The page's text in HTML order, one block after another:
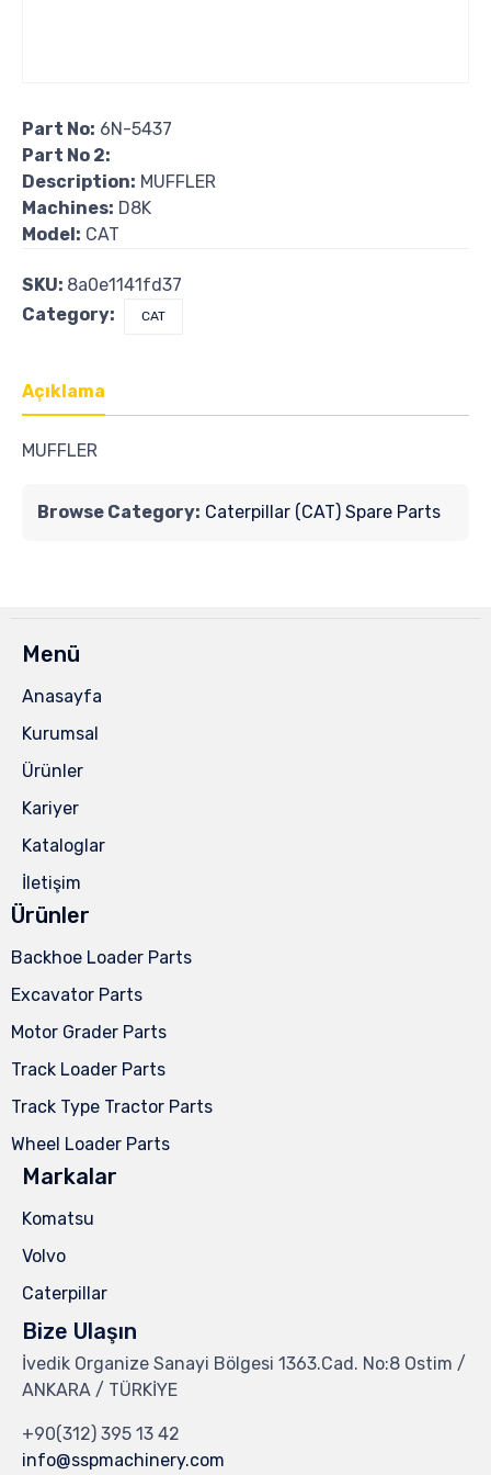
Part No: 6N-5437
Part No 2:
Description: MUFFLER
Machines: D8K
Model: CAT
SKU: 8a0e1141fd37
Category:
CAT
Açıklama
MUFFLER
Browse Category: Caterpillar (CAT) Spare Parts
Menü
Anasayfa
Kurumsal
Ürünler
Kariyer
Kataloglar
İletişim
Ürünler
Backhoe Loader Parts
Excavator Parts
Motor Grader Parts
Track Loader Parts
Track Type Tractor Parts
Wheel Loader Parts
Markalar
Komatsu
Volvo
Caterpillar
Bize Ulaşın
İvedik Organize Sanayi Bölgesi 1363.Cad. No:8 Ostim /
ANKARA / TÜRKİYE
+90(312) 395 13 42
info@sspmachinery.com